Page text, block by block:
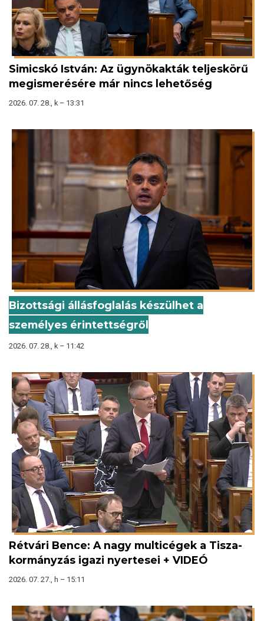
Simicskó István: Az ügynökakták teljeskörű
megismerésére már nincs lehetőség
2026. 07. 28., k – 13:31
Bizottsági állásfoglalás készülhet a
személyes érintettségről
2026. 07. 28., k – 11:42
Rétvári Bence: A nagy multicégek a Tisza-
kormányzás igazi nyertesei + VIDEÓ
2026. 07. 27., h – 15:11